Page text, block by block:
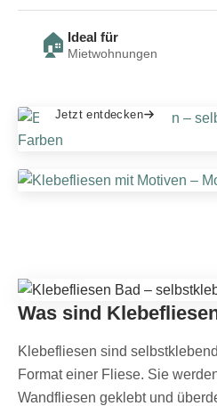
🏠 Ideal für
Mietwohnungen
Jetzt entdecken
Gemusterte
Was sind
Klebefliesen sind
Format einer Fliese. Sie
Wandfliesen geklebt und